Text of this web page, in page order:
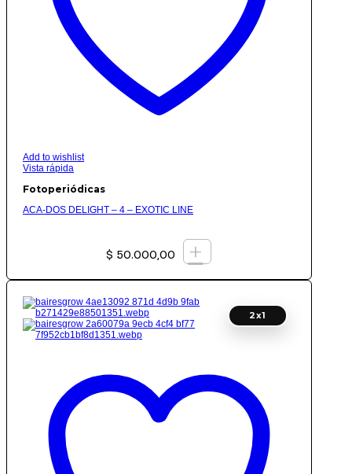
Add to wishlist
Vista rápida
Fotoperiódicas
ACA-DOS DELIGHT – 4 – EXOTIC LINE
$ 50.000,00 +
2x1